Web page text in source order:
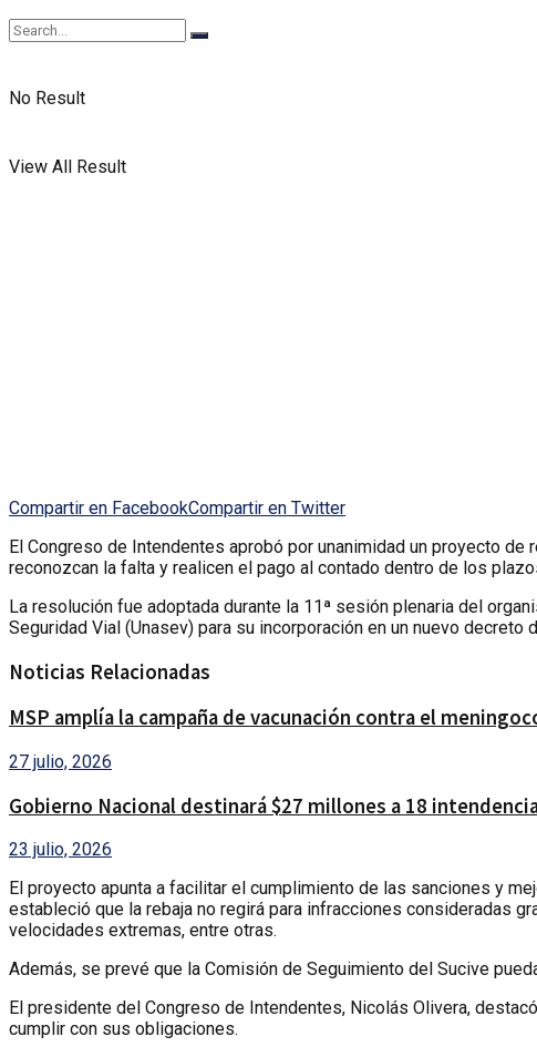
No Result
View All Result
Compartir en FacebookCompartir en Twitter
El Congreso de Intendentes aprobó por unanimidad un proyecto
reconozcan la falta y realicen el pago al contado dentro de los
La resolución fue adoptada durante la 11ª sesión plenaria del
Seguridad Vial (Unasev) para su incorporación en un nuevo decreto
Noticias Relacionadas
MSP amplía la campaña de vacunación contra el
27 julio, 2026
Gobierno Nacional destinará $27 millones a 18
23 julio, 2026
El proyecto apunta a facilitar el cumplimiento de las sanciones y
estableció que la rebaja no regirá para infracciones consideradas
velocidades extremas, entre otras.
Además, se prevé que la Comisión de Seguimiento del Sucive
El presidente del Congreso de Intendentes, Nicolás Olivera,
cumplir con sus obligaciones.